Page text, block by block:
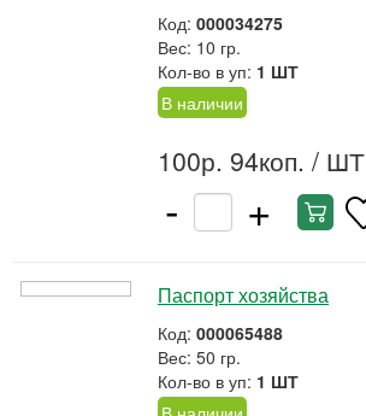
Код: 000034275
Вес: 10 гр.
Кол-во в уп: 1 ШТ
В наличии
100р. 94коп. / ШТ
- +
Паспорт хозяйства
Код: 000065488
Вес: 50 гр.
Кол-во в уп: 1 ШТ